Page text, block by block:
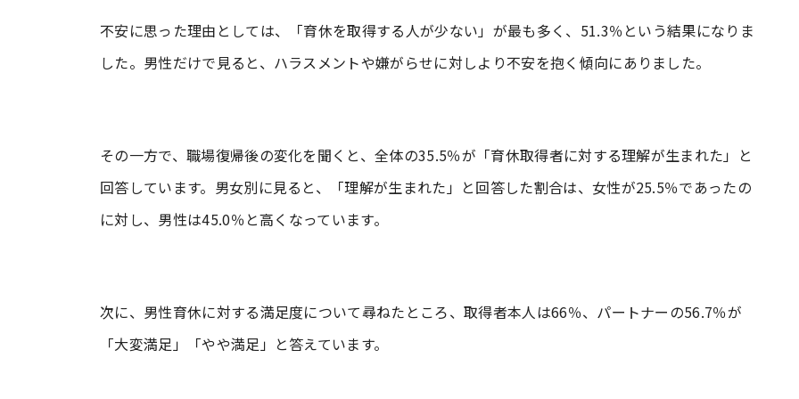
不安に思った理由としては、「育休を取得する人が少ない」が最も多く、51.3％という結果になりま
した。男性だけで見ると、ハラスメントや嫌がらせに対しより不安を抱く傾向にありました。
その一方で、職場復帰後の変化を聞くと、全体の35.5％が「育休取得者に対する理解が生まれた」と
回答しています。男女別に見ると、「理解が生まれた」と回答した割合は、女性が25.5％であったの
に対し、男性は45.0％と高くなっています。
次に、男性育休に対する満足度について尋ねたところ、取得者本人は66％、パートナーの56.7％が
「大変満足」「やや満足」と答えています。